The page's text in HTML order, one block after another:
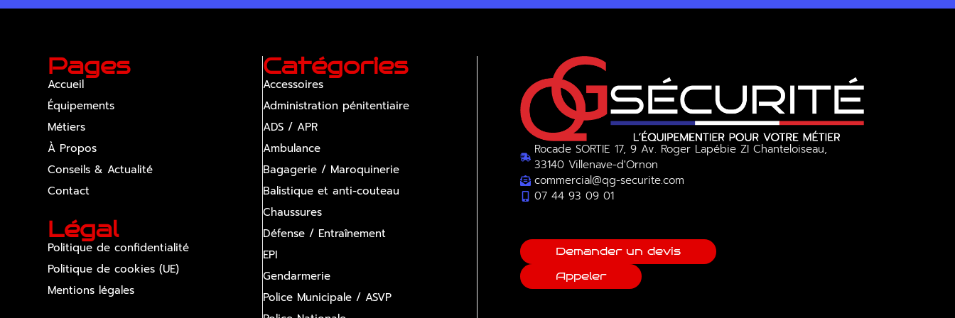
Pages
Accueil
Équipements
Métiers
À Propos
Conseils & Actualité
Contact
Légal
Politique de confidentialité
Politique de cookies (UE)
Mentions légales
Catégories
Accessoires
Administration pénitentiaire
ADS / APR
Ambulance
Bagagerie / Maroquinerie
Balistique et anti-couteau
Chaussures
Défense / Entraînement
EPI
Gendarmerie
Police Municipale / ASVP
Rocade SORTIE 17, 9 Av. Roger Lapébie ZI Chanteloiseau,
33140 Villenave-d'Ornon
commercial@qg-securite.com
07 44 93 09 01
Demander un devis
Appeler